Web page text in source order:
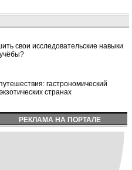
свои исследовательские навыки
гастрономический
странах
РЕКЛАМА НА ПОРТАЛЕ